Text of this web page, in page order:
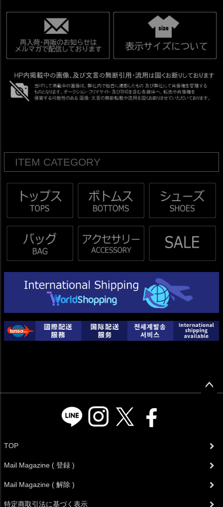
ITEM CATEGORY
TOP
Mail Magazine ( 登録 )
Mail Magazine ( 解除 )
特定商取引法に基づく表示